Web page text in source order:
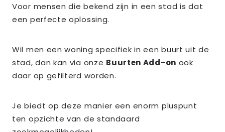
Voor mensen die bekend zijn in een stad is dat
een perfecte oplossing.
Wil men een woning specifiek in een buurt uit de
stad, dan kan via onze Buurten Add-on ook
daar op gefilterd worden.
Je biedt op deze manier een enorm pluspunt
ten opzichte van de standaard